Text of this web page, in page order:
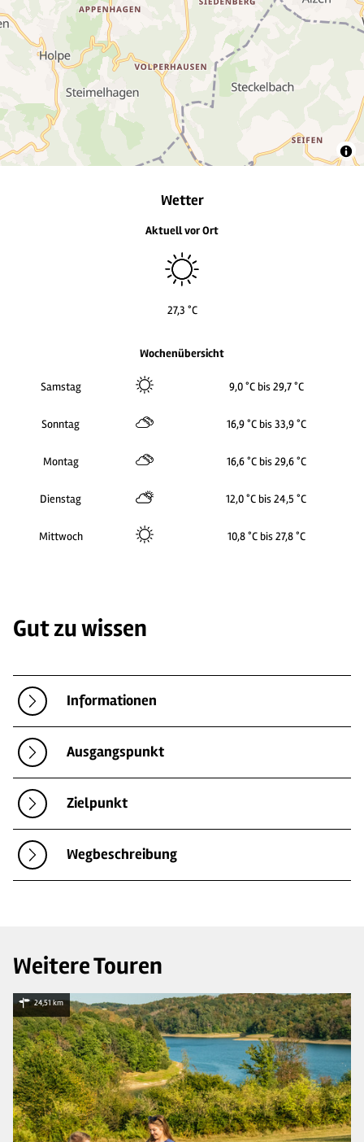
3
Wetter
Aktuell vor Ort
27,3 °C
Wochenübersicht
Samstag 9,0 °C bis 29,7 °C
Sonntag 16,9 °C bis 33,9 °C
Montag 16,6 °C bis 29,6 °C
Dienstag 12,0 °C bis 24,5 °C
Mittwoch 10,8 °C bis 27,8 °C
Gut zu wissen
Informationen
Ausgangspunkt
Zielpunkt
Wegbeschreibung
Weitere Touren
24,51 km